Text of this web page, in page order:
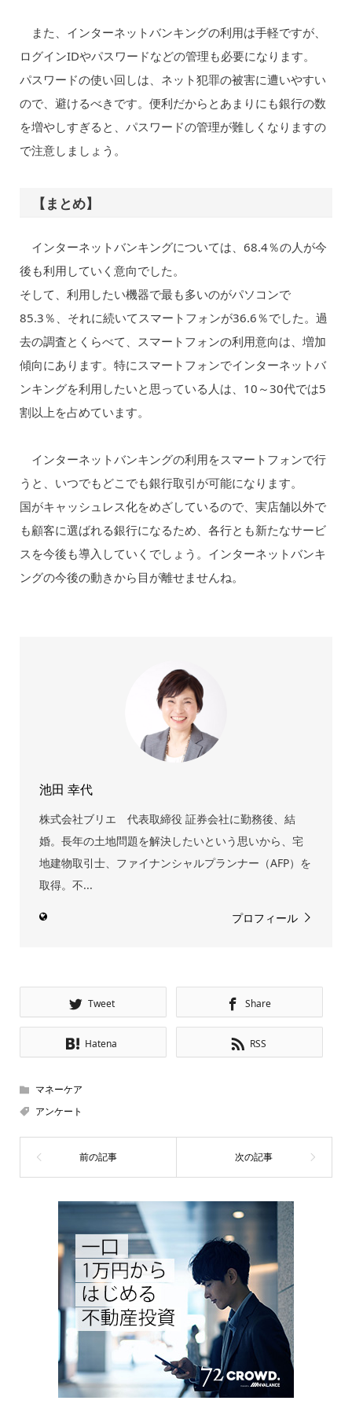
また、インターネットバンキングの利用は手軽ですが、
ログインIDやパスワードなどの管理も必要になります。
パスワードの使い回しは、ネット犯罪の被害に遭いやすい
ので、避けるべきです。便利だからとあまりにも銀行の数
を増やしすぎると、パスワードの管理が難しくなりますの
で注意しましょう。
【まとめ】
インターネットバンキングについては、68.4％の人が今
後も利用していく意向でした。
そして、利用したい機器で最も多いのがパソコンで
85.3％、それに続いてスマートフォンが36.6％でした。過
去の調査とくらべて、スマートフォンの利用意向は、増加
傾向にあります。特にスマートフォンでインターネットバ
ンキングを利用したいと思っている人は、10～30代では5
割以上を占めています。
インターネットバンキングの利用をスマートフォンで行
うと、いつでもどこでも銀行取引が可能になります。
国がキャッシュレス化をめざしているので、実店舗以外で
も顧客に選ばれる銀行になるため、各行とも新たなサービ
スを今後も導入していくでしょう。インターネットバンキ
ングの今後の動きから目が離せませんね。
池田 幸代
株式会社ブリエ 代表取締役 証券会社に勤務後、結
婚。長年の土地問題を解決したいという思いから、宅
地建物取引士、ファイナンシャルプランナー（AFP）を
取得。不...
プロフィール
Tweet Share
Hatena RSS
マネーケア
アンケート